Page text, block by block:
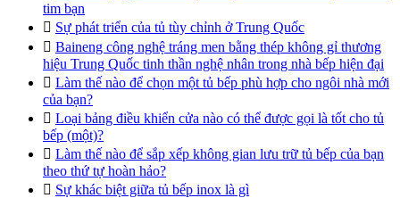
tim bạn
 Sự phát triển của tủ tùy chỉnh ở Trung Quốc
 Baineng công nghệ tráng men bằng thép không gỉ thương
hiệu Trung Quốc tinh thần nghệ nhân trong nhà bếp hiện đại
 Làm thế nào để chọn một tủ bếp phù hợp cho ngôi nhà mới
của bạn?
 Loại bảng điều khiển cửa nào có thể được gọi là tốt cho tủ
bếp (một)?
 Làm thế nào để sắp xếp không gian lưu trữ tủ bếp của bạn
theo thứ tự hoàn hảo?
 Sự khác biệt giữa tủ bếp inox là gì